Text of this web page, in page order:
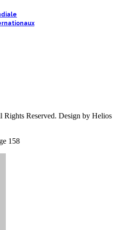
Reserved. Design by Helios
158